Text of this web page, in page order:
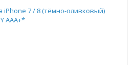
iPhone 7 / 8 (тёмно-оливковый)
AAA+*